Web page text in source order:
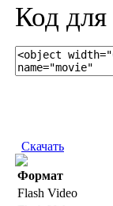
Код для
Скачать
Формат
Flash Video